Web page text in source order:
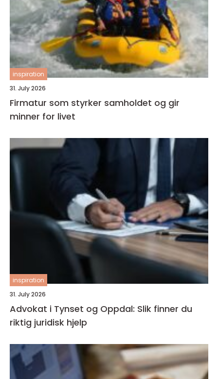
inspiration
31. July 2026
Firmatur som styrker samholdet og gir
minner for livet
inspiration
31. July 2026
Advokat i Tynset og Oppdal: Slik finner du
riktig juridisk hjelp